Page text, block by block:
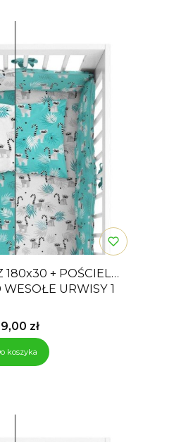
180x30 + POŚCIEL
URWISY 1
zł
koszyka